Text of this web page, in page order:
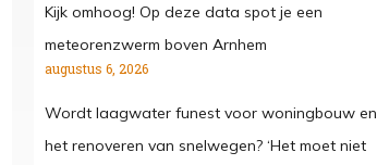
Kijk omhoog! Op deze data spot je een
meteorenzwerm boven Arnhem
augustus 6, 2026
Wordt laagwater funest voor woningbouw en
het renoveren van snelwegen? ‘Het moet niet